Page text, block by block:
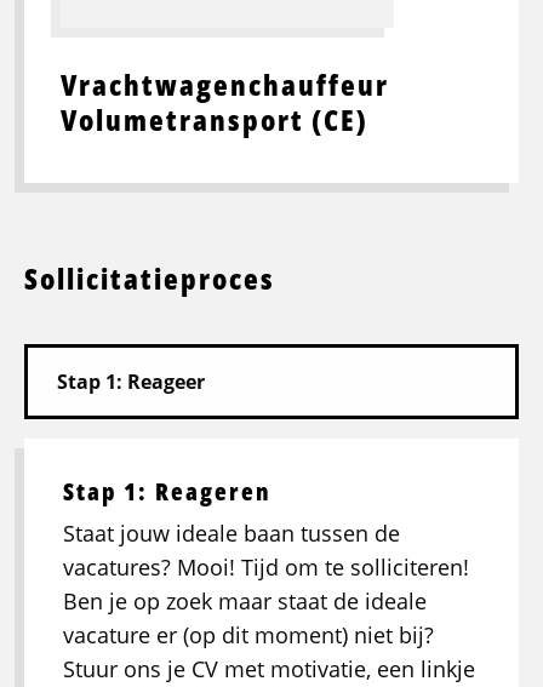
Vrachtwagenchauffeur
Volumetransport (CE)
Sollicitatieproces
Stap 1: Reageren
Staat jouw ideale baan tussen de
vacatures? Mooi! Tijd om te solliciteren!
Ben je op zoek maar staat de ideale
vacature er (op dit moment) niet bij?
Stuur ons je CV met motivatie, een linkje